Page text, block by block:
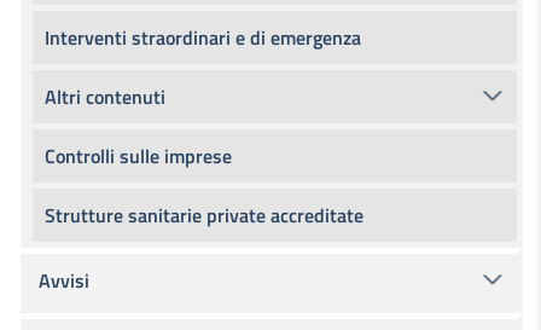
Interventi straordinari e di emergenza
Altri contenuti
Controlli sulle imprese
Strutture sanitarie private accreditate
Avvisi